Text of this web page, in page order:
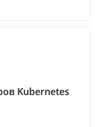
Kubernetes